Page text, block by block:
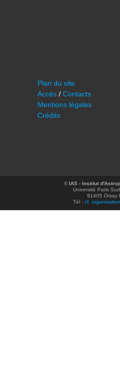
Plan du site
Accès / Contacts
Mentions légales
Crédits
©IAS - Institut
Université Paris
91405 Orsay
Tél : cf.